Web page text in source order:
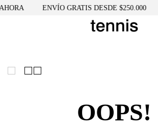
ENVÍO GRATIS DESDE $250.000
OOPS!